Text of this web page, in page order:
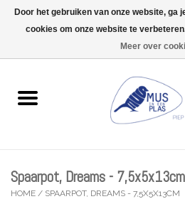
Wenskaarten
Lifestyle
Spaarpot, Dreams - 7,5x5x13cm
HOME / SPAARPOT, DREAMS - 7,5X5X13CM
Door het gebruiken van onze website, ga
cookies om onze website te
Meer over
Wij zijn uitzonderlijk